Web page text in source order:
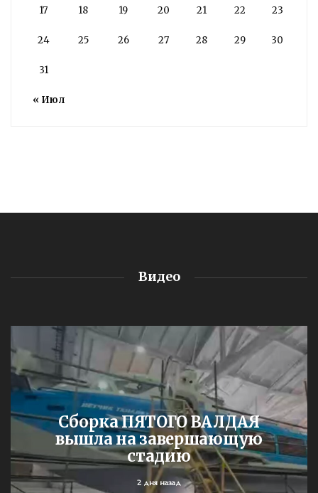
« Июл
17 18 19 20 21 22 23
24 25 26 27 28 29 30
31
Видео
Сборка ПЯТОГО ВАЛДАЯ
вышла на завершающую
стадию
2 дня назад